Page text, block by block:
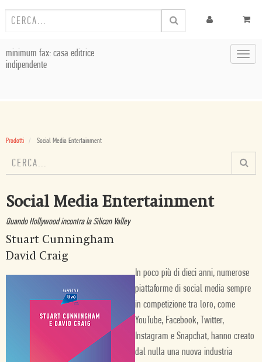
minimum fax: casa editrice
indipendente
Prodotti Social Media Entertainment
Social Media Entertainment
Quando Hollywood incontra la Silicon Valley
Stuart Cunningham
David Craig
In poco più di dieci anni, numerose
piattaforme di social media sempre
in competizione tra loro, come
YouTube, Facebook, Twitter,
Instagram e Snapchat, hanno creato
dal nulla una nuova industria